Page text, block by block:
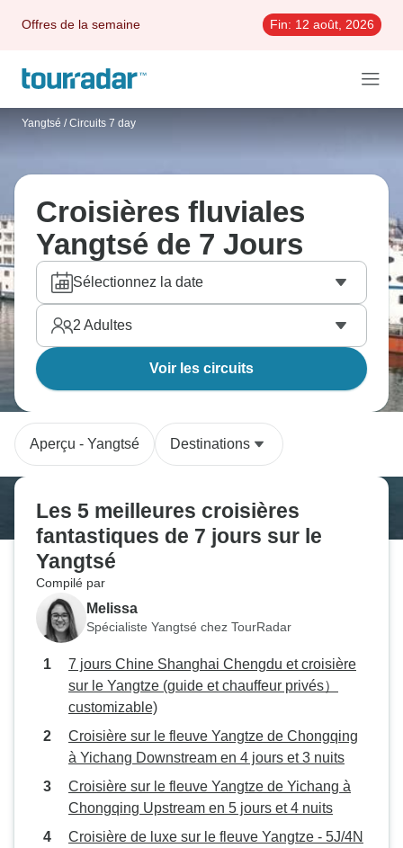
Offres de la semaine Fin: 12 août, 2026
Yangtsé / Circuits 7 day
Croisières fluviales
Yangtsé de 7 Jours
Sélectionnez la date
2 Adultes
Voir les circuits
Aperçu - Yangtsé Destinations
Les 5 meilleures croisières
fantastiques de 7 jours sur le
Yangtsé
Compilé par
Melissa
Spécialiste Yangtsé chez TourRadar
7 jours Chine Shanghai Chengdu et croisière
sur le Yangtze (guide et chauffeur privés）
customizable)
Croisière sur le fleuve Yangtze de Chongqing
à Yichang Downstream en 4 jours et 3 nuits
Croisière sur le fleuve Yangtze de Yichang à
Chongqing Upstream en 5 jours et 4 nuits
Croisière de luxe sur le fleuve Yangtze - 5J/4N